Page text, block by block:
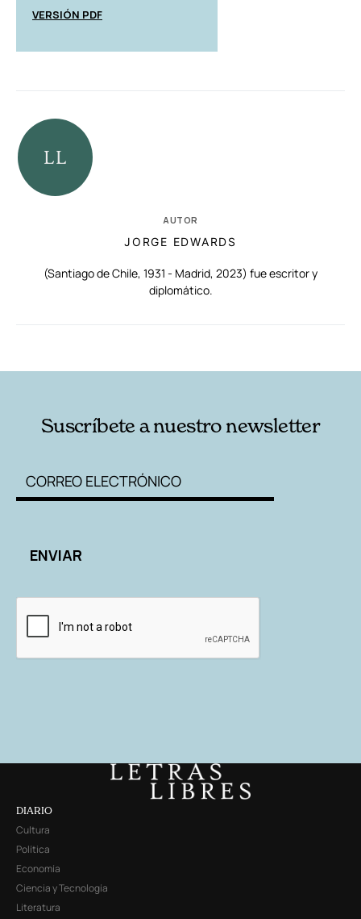
VERSIÓN PDF
AUTOR
JORGE EDWARDS
(Santiago de Chile, 1931 - Madrid, 2023) fue escritor y
diplomático.
Suscríbete a nuestro newsletter
DIARIO
Cultura
Política
Economía
Ciencia y Tecnología
Literatura